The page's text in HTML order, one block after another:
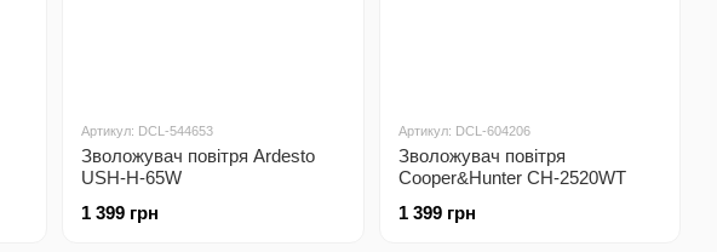
Артикул: DCL-544653
Зволожувач повітря Ardesto
USH-H-65W
1 399 грн
Артикул: DCL-604206
Зволожувач повітря
Cooper&Hunter CH-2520WT
1 399 грн